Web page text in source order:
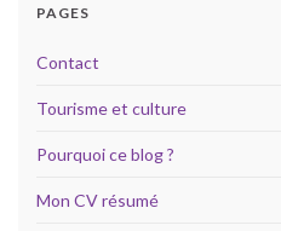
PAGES
Contact
Tourisme et culture
Pourquoi ce blog ?
Mon CV résumé